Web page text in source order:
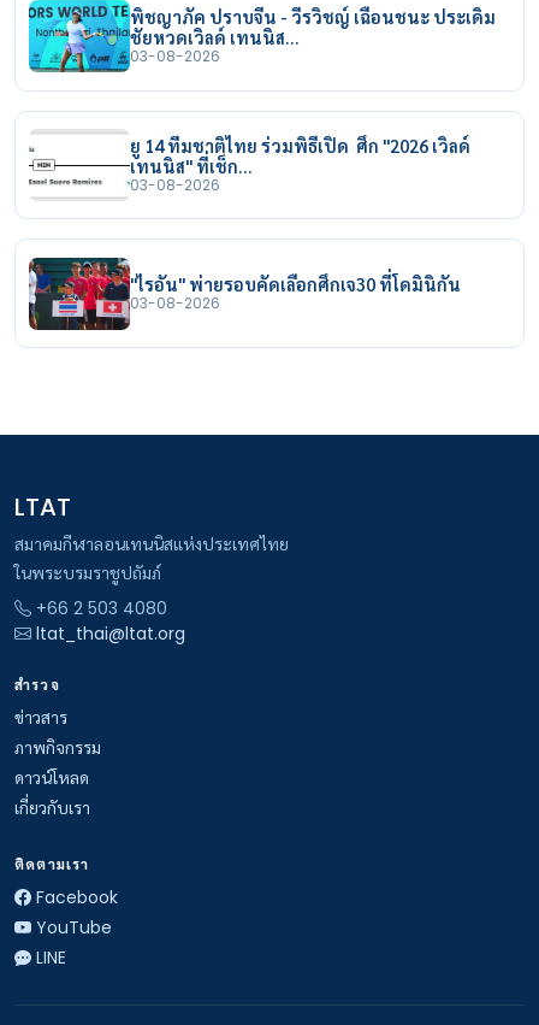
พิชญาภัค ปราบจีน - วีรวิชญ์ เฉือนชนะ ประเดิม
ชัยหวดเวิลด์ เทนนิส…
03-08-2026
ยู 14 ทีมชาติไทย ร่วมพิธีเปิด ศึก "2026 เวิลด์
เทนนิส" ที่เช็ก…
03-08-2026
"ไรอัน" พ่ายรอบคัดเลือกศึกเจ30 ที่โดมินิกัน
03-08-2026
LTAT
สมาคมกีฬาลอนเทนนิสแห่งประเทศไทย
ในพระบรมราชูปถัมภ์
+66 2 503 4080
ltat_thai@ltat.org
สำรวจ
ข่าวสาร
ภาพกิจกรรม
ดาวน์โหลด
เกี่ยวกับเรา
ติดตามเรา
Facebook
YouTube
LINE